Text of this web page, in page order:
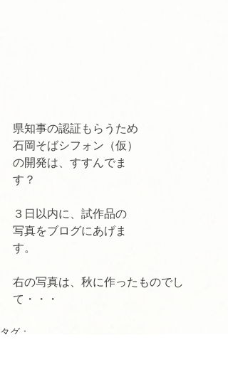
県知事の認証もらうため
石岡そばシフォン（仮）
の開発は、すすんでま
す？
３日以内に、試作品の
写真をブログにあげま
す。
右の写真は、秋に作ったものでし
て・・・
タグ：